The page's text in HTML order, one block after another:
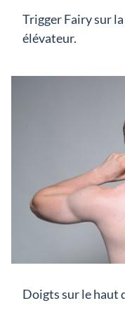
Trigger Fairy sur
élévateur.
Doigts sur le haut